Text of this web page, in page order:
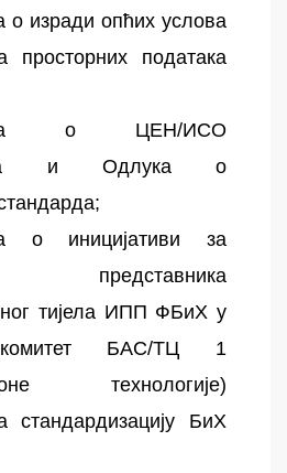
о изради опћих услова
просторних података
о ЦЕН/ИСО
и Одлука о
о иницијативи за
представника
тијела ИПП ФБиХ у
комитет БАС/ТЦ 1
технологије)
стандардизацију БиХ